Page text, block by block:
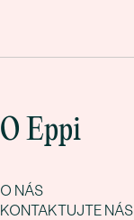
O Eppi
O NÁS
KONTAKTUJTE NÁS